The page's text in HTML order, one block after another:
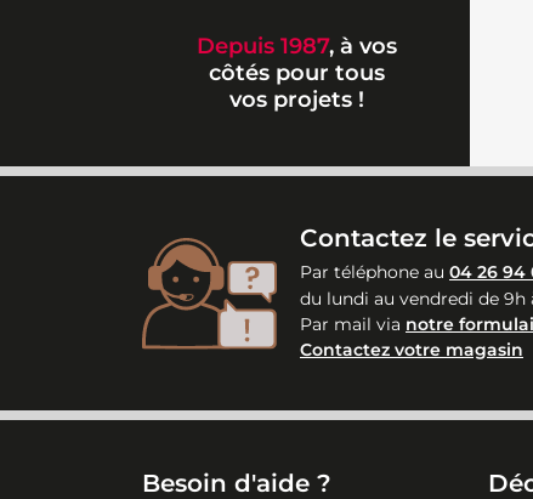
Depuis 1987, à vos
côtés pour tous
vos projets !
Contactez le
Par téléphone au 04 26 94
du lundi au vendredi de 9h
Par mail via notre
Contactez votre magasin
Besoin d'aide ?